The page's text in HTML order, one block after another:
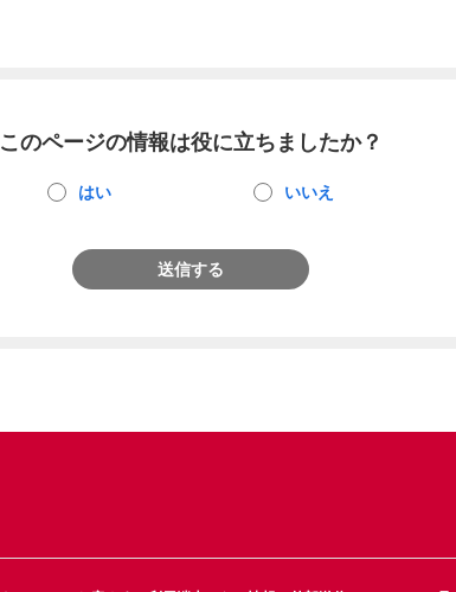
このページの情報は役に立ちましたか？
はい いいえ
送信する